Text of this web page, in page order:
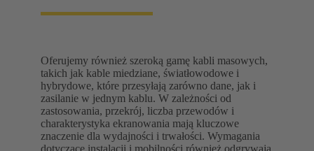
Oferujemy również szeroką gamę kabli masowych,
takich jak kable miedziane, światłowodowe i
hybrydowe, które przesyłają zarówno dane, jak i
zasilanie w jednym kablu. W zależności od
zastosowania, przekrój, liczba przewodów i
charakterystyka ekranowania mają kluczowe
znaczenie dla wydajności i trwałości. Wymagania